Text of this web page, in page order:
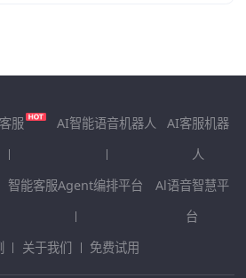
服 AI智能语音机器人
AI客服机器
人
智能客服Agent编排平台
Al语音智慧平
台
关于我们 免费试用